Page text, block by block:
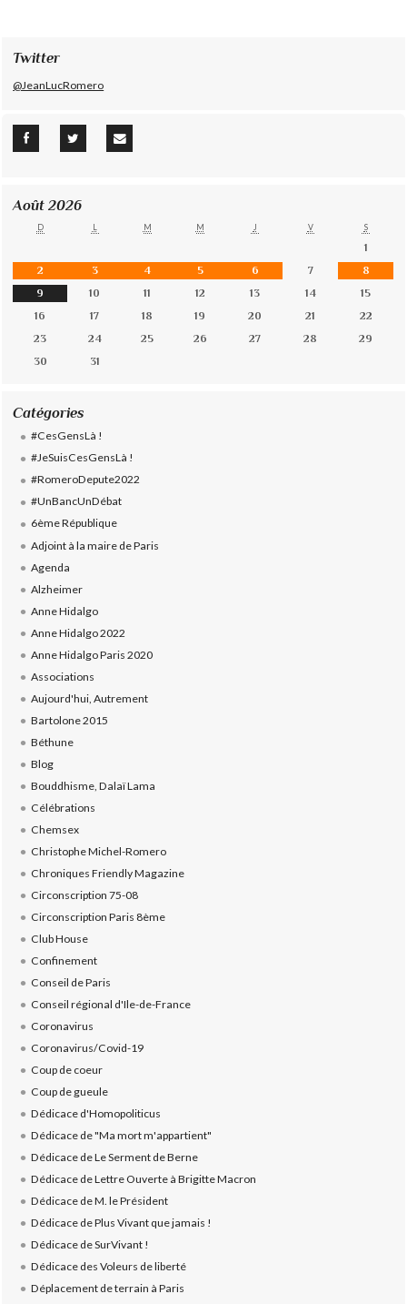
Twitter
@JeanLucRomero
Août 2026
D L M M J V S
1
2
3 4 5 6 7
8
9
10 11 12 13 14
15
16
17 18 19 20 21
22
23
24 25 26 27 28
29
30
31
Catégories
#CesGensLà !
#JeSuisCesGensLà !
#RomeroDepute2022
#UnBancUnDébat
6ème République
Adjoint à la maire de Paris
Agenda
Alzheimer
Anne Hidalgo
Anne Hidalgo 2022
Anne Hidalgo Paris 2020
Associations
Aujourd'hui, Autrement
Bartolone 2015
Béthune
Blog
Bouddhisme, Dalaï Lama
Célébrations
Chemsex
Christophe Michel-Romero
Chroniques Friendly Magazine
Circonscription 75-08
Circonscription Paris 8ème
Club House
Confinement
Conseil de Paris
Conseil régional d'Ile-de-France
Coronavirus
Coronavirus/Covid-19
Coup de coeur
Coup de gueule
Dédicace d'Homopoliticus
Dédicace de "Ma mort m'appartient"
Dédicace de Le Serment de Berne
Dédicace de Lettre Ouverte à Brigitte Macron
Dédicace de M. le Président
Dédicace de Plus Vivant que jamais !
Dédicace de SurVivant !
Dédicace des Voleurs de liberté
Déplacement de terrain à Paris